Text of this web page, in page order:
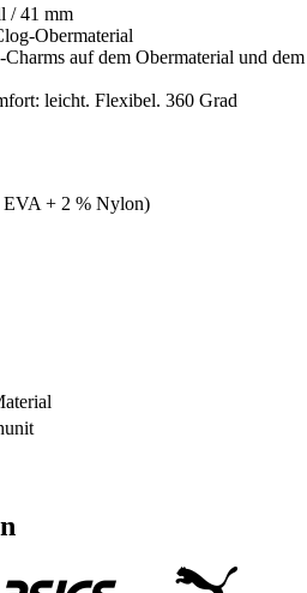
/ 41 mm
Obermaterial
auf dem Obermaterial und dem
leicht. Flexibel. 360 Grad
EVA + 2 % Nylon)